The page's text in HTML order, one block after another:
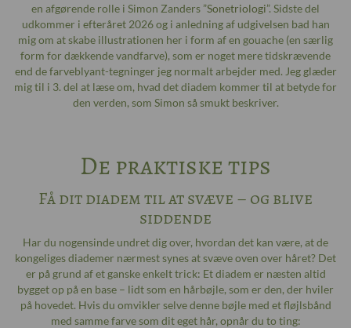
en afgørende rolle i Simon Zanders ”Sonetriologi”. Sidste del
udkommer i efteråret 2026 og i anledning af udgivelsen bad han
mig om at skabe illustrationen her i form af en gouache (en særlig
form for dækkende vandfarve), som er noget mere tidskrævende
end de farveblyant-tegninger jeg normalt arbejder med. Jeg glæder
mig til i 3. del at læse om, hvad det diadem kommer til at betyde for
den verden, som Simon så smukt beskriver.
De praktiske tips
Få dit diadem til at svæve – og blive
siddende
Har du nogensinde undret dig over, hvordan det kan være, at de
kongeliges diademer nærmest synes at svæve oven over håret? Det
er på grund af et ganske enkelt trick: Et diadem er næsten altid
bygget op på en base – lidt som en hårbøjle, som er den, der hviler
på hovedet. Hvis du omvikler selve denne bøjle med et fløjlsbånd
med samme farve som dit eget hår, opnår du to ting: